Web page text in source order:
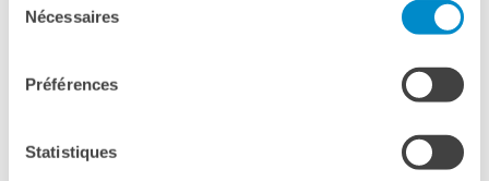
Nécessaires
Préférences
Statistiques
Les pronoms relatifs (qui, que, dont, où)
Le futur simple/ le conditionnel de politesse ​/
Livello B1